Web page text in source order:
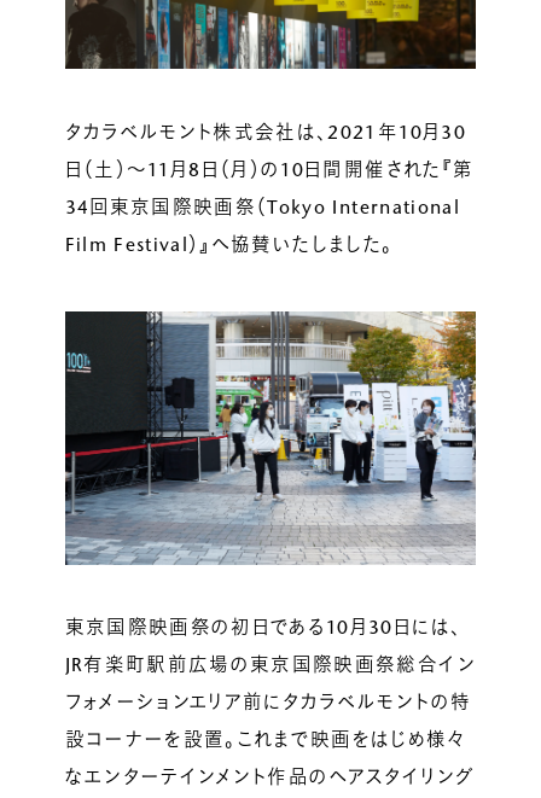
研究情報
SALON LIST
for SALON
タカラベルモント株式会社は、2021年10月30
日（土）～11月8日（月）の10日間開催された『第
34回東京国際映画祭（Tokyo International
Film Festival）』へ協賛いたしました。
東京国際映画祭の初日である10月30日には、
JR有楽町駅前広場の東京国際映画祭総合イン
フォメーションエリア前にタカラベルモントの特
設コーナーを設置。これまで映画をはじめ様々
なエンターテインメント作品のヘアスタイリング